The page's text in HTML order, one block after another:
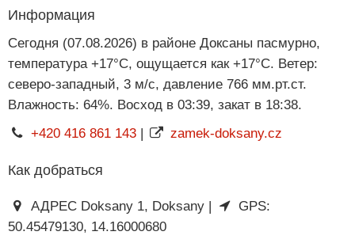
Информация
Сегодня (07.08.2026) в районе Доксаны пасмурно,
температура +17°C, ощущается как +17°C. Ветер:
северо-западный, 3 м/с, давление 766 мм.рт.ст.
Влажность: 64%. Восход в 03:39, закат в 18:38.
+420 416 861 143| zamek-doksany.cz
Как добраться
АДРЕС Doksany 1, Doksany |
GPS:
50.45479130, 14.16000680